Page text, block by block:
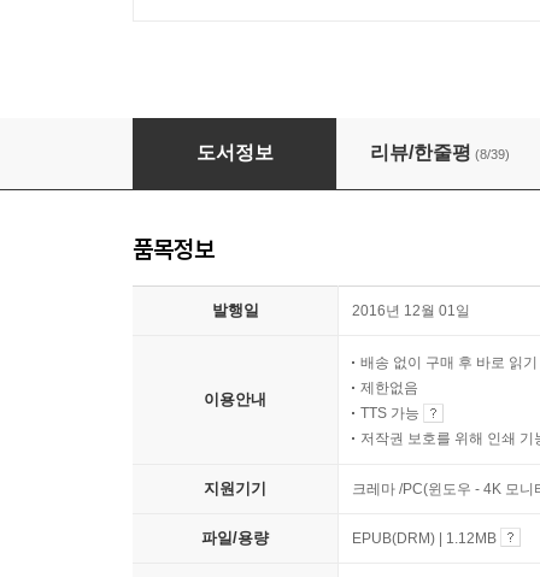
영업사원 김유빈
도서정보 리뷰/한줄평 (8/39)
품목정보
발행일 2016년 12월 01일
이용안내
배송 없이 구매 후 바로 읽기
제한없음
TTS 가능
저작권 보호를 위해 인쇄 기
지원기기 크레마 /PC(윈도우 - 4K 모
파일/용량 EPUB(DRM) | 1.12MB